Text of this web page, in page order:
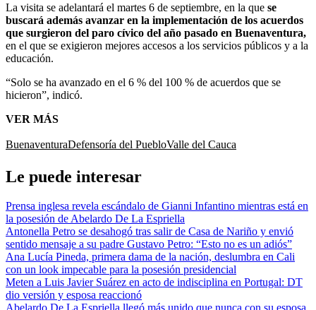
La visita se adelantará el martes 6 de septiembre, en la que se
buscará además avanzar en la implementación de los acuerdos
que surgieron del paro cívico del año pasado en Buenaventura,
en el que se exigieron mejores accesos a los servicios públicos y a la
educación.
“Solo se ha avanzado en el 6 % del 100 % de acuerdos que se
hicieron”, indicó.
VER MÁS
BuenaventuraDefensoría del PuebloValle del Cauca
Le puede interesar
Prensa inglesa revela escándalo de Gianni Infantino mientras está en
la posesión de Abelardo De La Espriella
Antonella Petro se desahogó tras salir de Casa de Nariño y envió
sentido mensaje a su padre Gustavo Petro: “Esto no es un adiós”
Ana Lucía Pineda, primera dama de la nación, deslumbra en Cali
con un look impecable para la posesión presidencial
Meten a Luis Javier Suárez en acto de indisciplina en Portugal: DT
dio versión y esposa reaccionó